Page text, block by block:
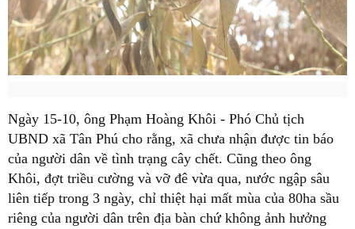
Ngày 15-10, ông Phạm Hoàng Khôi - Phó Chủ tịch
UBND xã Tân Phú cho rằng, xã chưa nhận được tin báo
của người dân về tình trạng cây chết. Cũng theo ông
Khôi, đợt triều cường và vỡ đê vừa qua, nước ngập sâu
liên tiếp trong 3 ngày, chỉ thiệt hại mất mùa của 80ha sầu
riêng của người dân trên địa bàn chứ không ảnh hưởng